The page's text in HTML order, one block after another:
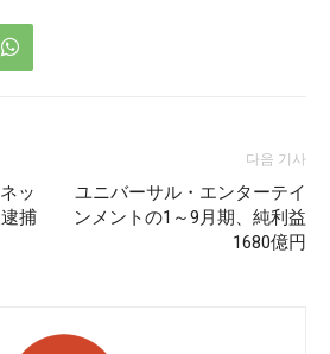
ッ
捕
다음 기사
ユニバーサル・エンターテイ
ンメントの1～9月期、純利益
1680億円